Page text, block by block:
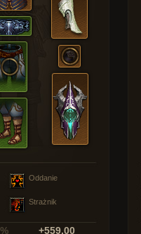
Oddanie
Strażnik
+559,00